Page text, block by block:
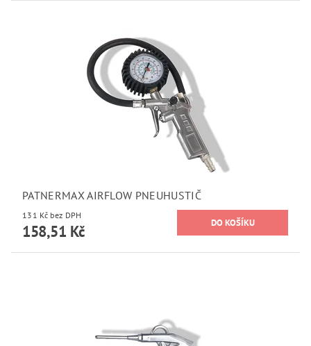
PATNERMAX AIRFLOW PNEUHUSTIČ
131 Kč bez DPH
158,51 Kč